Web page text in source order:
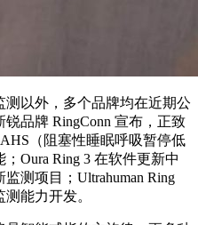
测以外，多个品牌均在近期公
品牌 RingConn 宣布，正致
（阻塞性睡眠呼吸暂停低
Oura Ring 3 在软件更新中
测项目；Ultrahuman Ring
能力开发。